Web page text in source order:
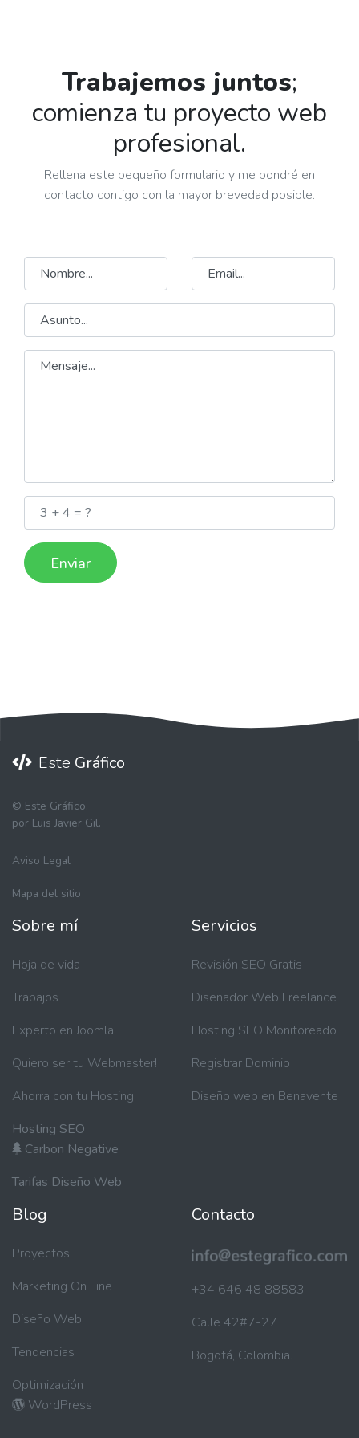
Trabajemos juntos;
comienza tu proyecto web
profesional.
Rellena este pequeño formulario y me pondré en
contacto contigo con la mayor brevedad posible.
Este Gráfico
© Este Gráfico,
por Luis Javier Gil.
Aviso Legal
Mapa del sitio
Sobre mí
Hoja de vida
Trabajos
Experto en Joomla
Quiero ser tu Webmaster!
Ahorra con tu Hosting
Hosting SEO
Carbon Negative
Tarifas Diseño Web
Servicios
Revisión SEO Gratis
Diseñador Web Freelance
Hosting SEO Monitoreado
Registrar Dominio
Diseño web en Benavente
Blog
Proyectos
Marketing On Line
Diseño Web
Tendencias
Optimización
WordPress
Contacto
+34 646 48 88583
Calle 42#7-27
Bogotá, Colombia.